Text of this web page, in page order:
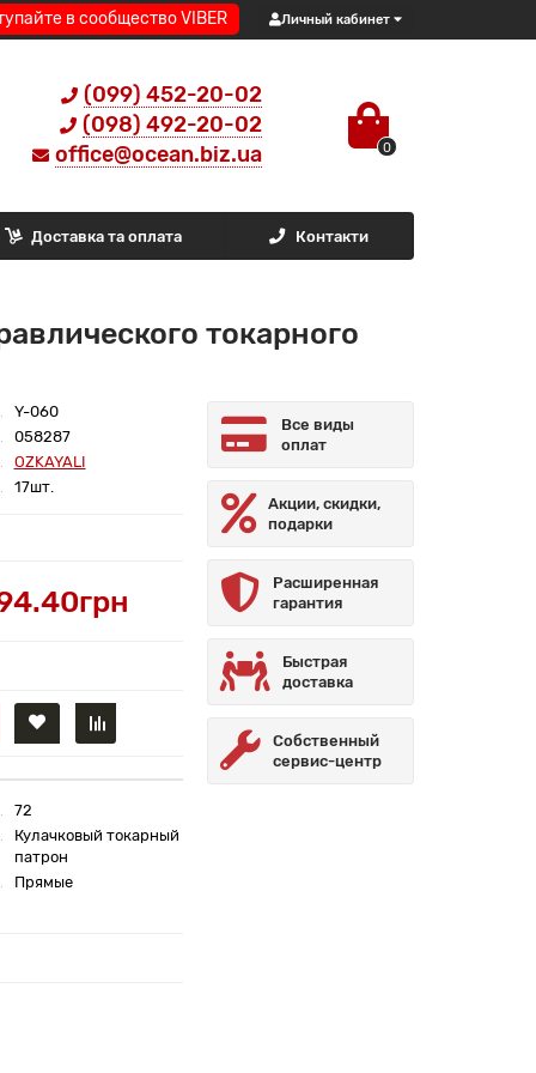
в сообщество VIBER Личный кабинет
(099) 452-20-02
(098) 492-20-02
office@ocean.biz.ua
0
Доставка та оплата Контакти
токарного
Y-060
058287
OZKAYALI
17шт.
72
Кулачковый токарный
патрон
Прямые
Все виды
оплат
Акции, скидки,
подарки
Расширенная
гарантия
Быстрая
доставка
Собственный
сервис-центр